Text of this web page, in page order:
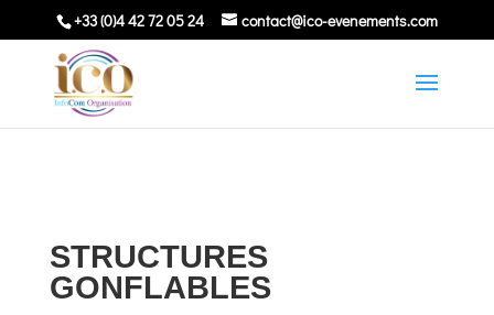
+33 (0)4 42 72 05 24 contact@ico-evenements.com
STRUCTURES
GONFLABLES